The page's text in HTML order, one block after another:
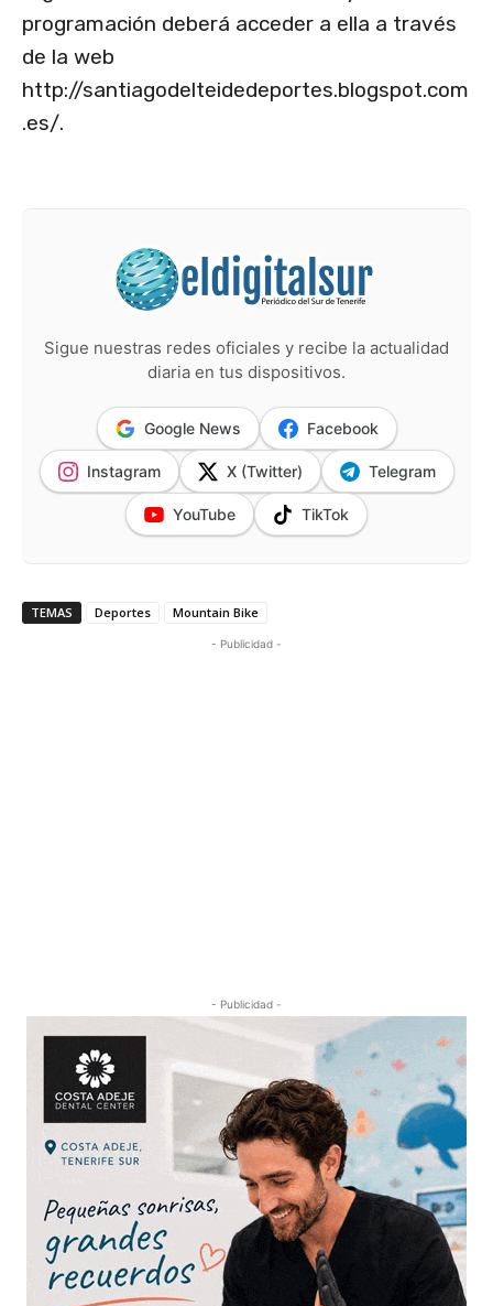
programación deberá acceder a ella a través
de la web
http://santiagodelteidedeportes.blogspot.com
.es/.
Sigue nuestras redes oficiales y recibe la actualidad
diaria en tus dispositivos.
Google News Facebook
Instagram X (Twitter) Telegram
YouTube TikTok
TEMAS Deportes Mountain Bike
- Publicidad -
- Publicidad -